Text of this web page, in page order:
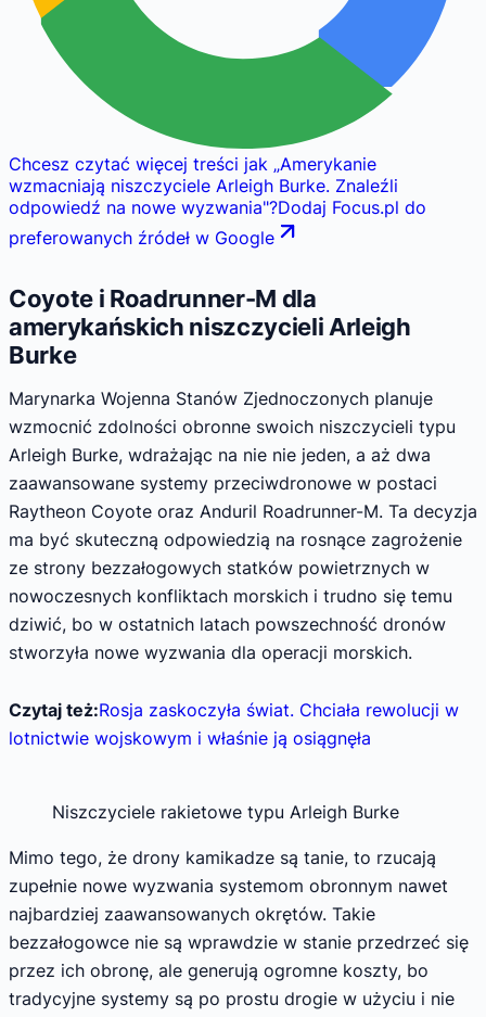
Chcesz czytać więcej treści jak „Amerykanie
wzmacniają niszczyciele Arleigh Burke. Znaleźli
odpowiedź na nowe wyzwania"?Dodaj Focus.pl do
preferowanych źródeł w Google
Coyote i Roadrunner-M dla
amerykańskich niszczycieli Arleigh
Burke
Marynarka Wojenna Stanów Zjednoczonych planuje
wzmocnić zdolności obronne swoich niszczycieli typu
Arleigh Burke, wdrażając na nie nie jeden, a aż dwa
zaawansowane systemy przeciwdronowe w postaci
Raytheon Coyote oraz Anduril Roadrunner-M. Ta decyzja
ma być skuteczną odpowiedzią na rosnące zagrożenie
ze strony bezzałogowych statków powietrznych w
nowoczesnych konfliktach morskich i trudno się temu
dziwić, bo w ostatnich latach powszechność dronów
stworzyła nowe wyzwania dla operacji morskich.
Czytaj też:Rosja zaskoczyła świat. Chciała rewolucji w
lotnictwie wojskowym i właśnie ją osiągnęła
Niszczyciele rakietowe typu Arleigh Burke
Mimo tego, że drony kamikadze są tanie, to rzucają
zupełnie nowe wyzwania systemom obronnym nawet
najbardziej zaawansowanych okrętów. Takie
bezzałogowce nie są wprawdzie w stanie przedrzeć się
przez ich obronę, ale generują ogromne koszty, bo
tradycyjne systemy są po prostu drogie w użyciu i nie